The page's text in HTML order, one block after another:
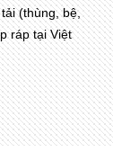
(thùng, bệ,
ráp tại Việt